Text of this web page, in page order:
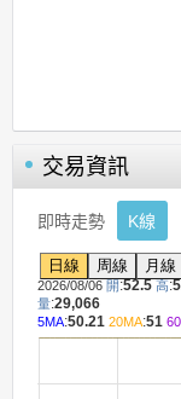
交易資訊
即時走勢 K線